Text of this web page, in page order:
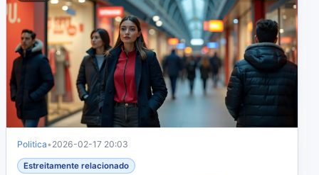
Politica• 2026-02-17 20:03
Estreitamente relacionado